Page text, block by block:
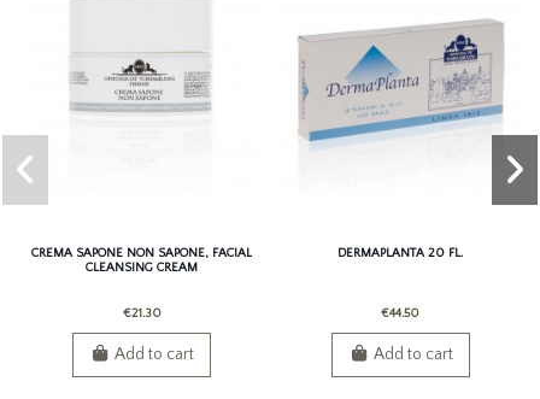
CREMA SAPONE NON SAPONE, FACIAL
CLEANSING CREAM
€21.30
Add to cart
DERMAPLANTA 20 FL.
€44.50
Add to cart